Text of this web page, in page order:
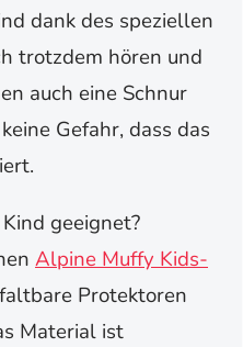
dank des speziellen
trotzdem hören und
auch eine Schnur
Gefahr, dass das
geeignet?
Alpine Muffy Kids-
Protektoren
Material ist